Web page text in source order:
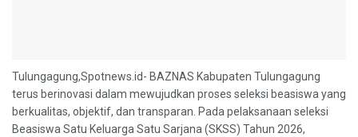
Tulungagung,Spotnews.id- BAZNAS Kabupaten Tulungagung
terus berinovasi dalam mewujudkan proses seleksi beasiswa yang
berkualitas, objektif, dan transparan. Pada pelaksanaan seleksi
Beasiswa Satu Keluarga Satu Sarjana (SKSS) Tahun 2026,